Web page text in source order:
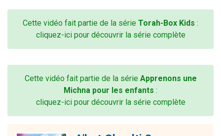
Cette vidéo fait partie de la série Torah-Box Kids :
cliquez-ici pour découvrir la série complète
Cette vidéo fait partie de la série Apprenons une
Michna pour les enfants :
cliquez-ici pour découvrir la série complète